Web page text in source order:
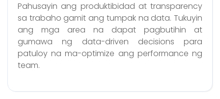
Pahusayin ang produktibidad at transparency
sa trabaho gamit ang tumpak na data. Tukuyin
ang mga area na dapat pagbutihin at
gumawa ng data-driven decisions para
patuloy na ma-optimize ang performance ng
team.